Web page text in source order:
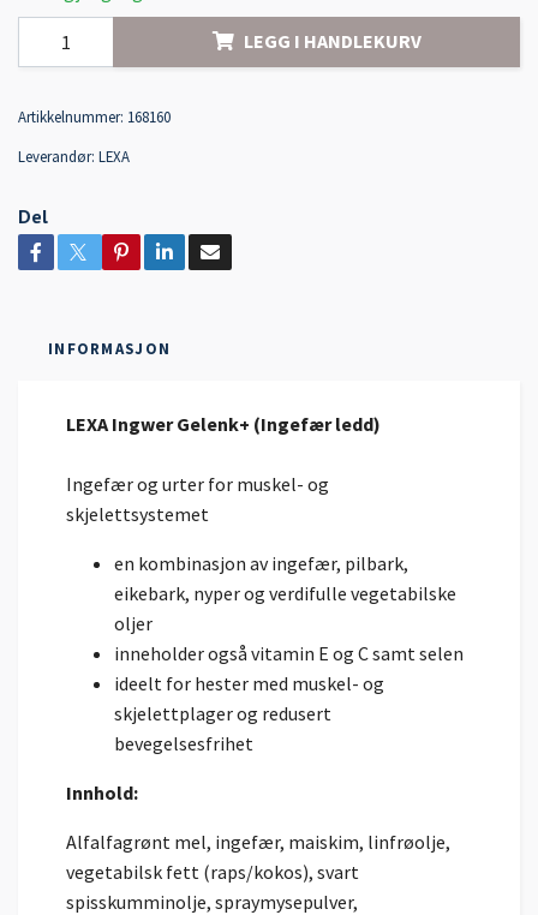
LEGG I HANDLEKURV
Artikkelnummer: 168160
Leverandør: LEXA
Del
INFORMASJON
LEXA Ingwer Gelenk+ (Ingefær ledd)
Ingefær og urter for muskel- og
skjelettsystemet
en kombinasjon av ingefær, pilbark,
eikebark, nyper og verdifulle vegetabilske
oljer
inneholder også vitamin E og C samt selen
ideelt for hester med muskel- og
skjelettplager og redusert
bevegelsesfrihet
Innhold:
Alfalfagrønt mel, ingefær, maiskim, linfrøolje,
vegetabilsk fett (raps/kokos), svart
spisskumminolje, spraymysepulver,